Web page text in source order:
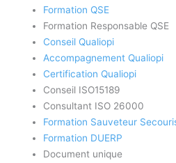
Formation QSE
Formation Responsable QSE
Conseil Qualiopi
Accompagnement Qualiopi
Certification Qualiopi
Conseil ISO15189
Consultant ISO 26000
Formation Sauveteur
Formation DUERP
Document unique